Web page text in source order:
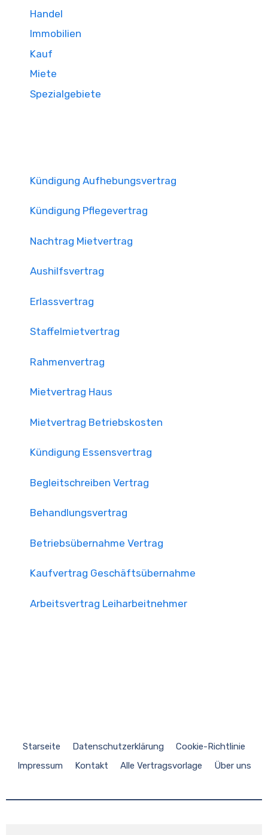
Handel
Immobilien
Kauf
Miete
Spezialgebiete
Kündigung Aufhebungsvertrag
Kündigung Pflegevertrag
Nachtrag Mietvertrag
Aushilfsvertrag
Erlassvertrag
Staffelmietvertrag
Rahmenvertrag
Mietvertrag Haus
Mietvertrag Betriebskosten
Kündigung Essensvertrag
Begleitschreiben Vertrag
Behandlungsvertrag
Betriebsübernahme Vertrag
Kaufvertrag Geschäftsübernahme
Arbeitsvertrag Leiharbeitnehmer
Starseite Datenschutzerklärung
Cookie-Richtlinie
Impressum
Kontakt Alle Vertragsvorlage Über uns